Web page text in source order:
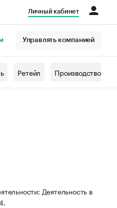
Личный кабинет
Управлять компанией
Ретейл Производство
Деятельность в